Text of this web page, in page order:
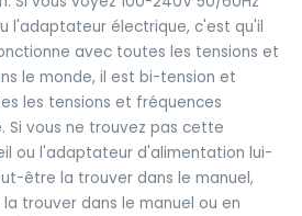
l'adaptateur électrique, c'est qu'il
avec toutes les tensions et
le monde, il est bi-tension et
les tensions et fréquences
Si vous ne trouvez pas cette
ou l'adaptateur d'alimentation lui-
être la trouver dans le manuel,
trouver dans le manuel ou en